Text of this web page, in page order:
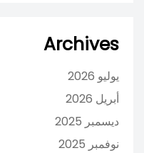
Archives
يوليو 2026
أبريل 2026
ديسمبر 2025
نوفمبر 2025